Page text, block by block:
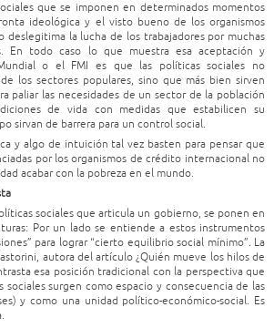
que se imponen en determinados momentos
ideológica y el visto bueno de los organismos
deslegitima la lucha de los trabajadores por muchas
En todo caso lo que muestra esa aceptación y
o el FMI es que las políticas sociales no
los sectores populares, sino que más bien sirven
paliar las necesidades de un sector de la población
de vida con medidas que estabilicen su
sirvan de barrera para un control social.
y algo de intuición tal vez basten para pensar que
por los organismos de crédito internacional no
acabar con la pobreza en el mundo.
sociales que articula un gobierno, se ponen en
Por un lado se entiende a estos instrumentos
para lograr “cierto equilibrio social mínimo”. La
autora del artículo ¿Quién mueve los hilos de
esa posición tradicional con la perspectiva que
surgen como espacio y consecuencia de las
y como una unidad político-económico-social. Es